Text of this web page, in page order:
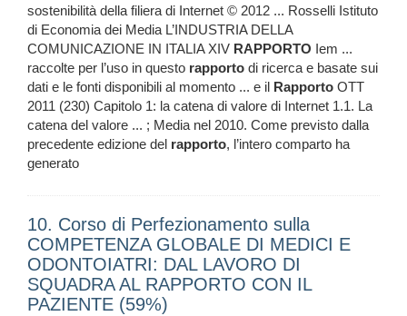
sostenibilità della filiera di Internet © 2012 ... Rosselli Istituto
di Economia dei Media L’INDUSTRIA DELLA
COMUNICAZIONE IN ITALIA XIV RAPPORTO Iem ...
raccolte per l’uso in questo rapporto di ricerca e basate sui
dati e le fonti disponibili al momento ... e il Rapporto OTT
2011 (230) Capitolo 1: la catena di valore di Internet 1.1. La
catena del valore ... ; Media nel 2010. Come previsto dalla
precedente edizione del rapporto, l’intero comparto ha
generato
10. Corso di Perfezionamento sulla
COMPETENZA GLOBALE DI MEDICI E
ODONTOIATRI: DAL LAVORO DI
SQUADRA AL RAPPORTO CON IL
PAZIENTE (59%)